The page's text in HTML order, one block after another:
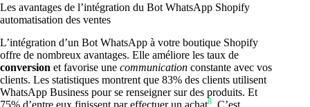
Les avantages de l’intégration du Bot WhatsApp Shopify
automatisation des ventes
L’intégration d’un Bot WhatsApp à votre boutique Shopify
offre de nombreux avantages. Elle améliore les taux de
conversion et favorise une communication constante avec vos
clients. Les statistiques montrent que 83% des clients utilisent
WhatsApp Business pour se renseigner sur des produits. Et
75% d’entre eux finissent par effectuer un achat8 . C’est